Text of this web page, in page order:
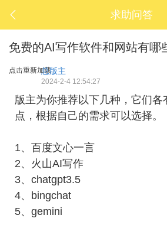
求助问答
免费的AI写作软件和网站有哪
点击重新加载总版主
2024-2-4 12:54:27
版主为你推荐以下几种，它们各
点，根据自己的需求可以选择。
1、百度文心一言
2、火山AI写作
3、chatgpt3.5
4、bingchat
5、gemini